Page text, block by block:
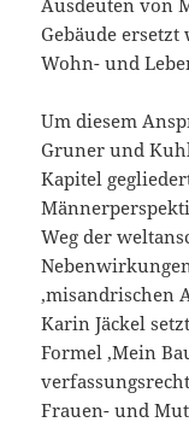
Ausdeuten von
Gebäude
Wohn- und
Um diesem
Gruner und
Kapitel
Weg der
‚misandrischen
Karin Jäckel
Formel ‚Mein
Frauen- und